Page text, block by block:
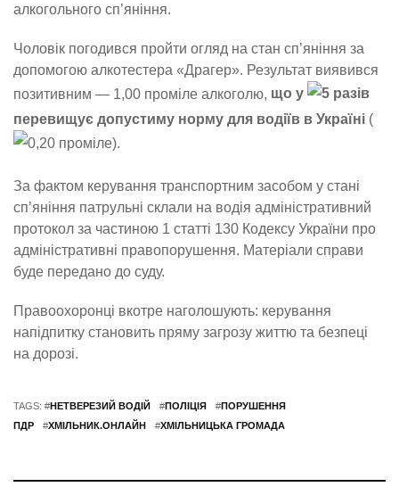
алкогольного сп’яніння.
Чоловік погодився пройти огляд на стан сп’яніння за
допомогою алкотестера «Драгер». Результат виявився
позитивним — 1,00 проміле алкоголю, що у
5 разів
перевищує допустиму норму для водіїв в Україні (
0,20 проміле).
За фактом керування транспортним засобом у стані
сп’яніння патрульні склали на водія адміністративний
протокол за частиною 1 статті 130 Кодексу України про
адміністративні правопорушення. Матеріали справи
буде передано до суду.
Правоохоронці вкотре наголошують: керування
напідпитку становить пряму загрозу життю та безпеці
на дорозі.
TAGS: #НЕТВЕРЕЗИЙ ВОДІЙ #ПОЛІЦІЯ #ПОРУШЕННЯ
ПДР
#ХМІЛЬНИК.ОНЛАЙН #ХМІЛЬНИЦЬКА ГРОМАДА